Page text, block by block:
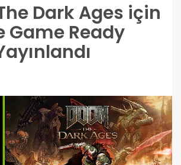
Dark Ages için
Game Ready